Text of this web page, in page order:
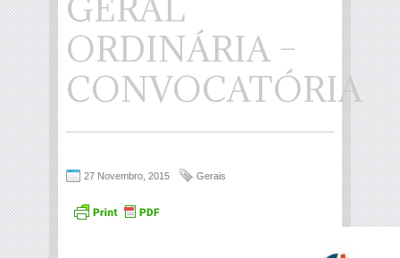
ORDINÁRIA –
CONVOCATÓRIA
27 Novembro, 2015 Gerais